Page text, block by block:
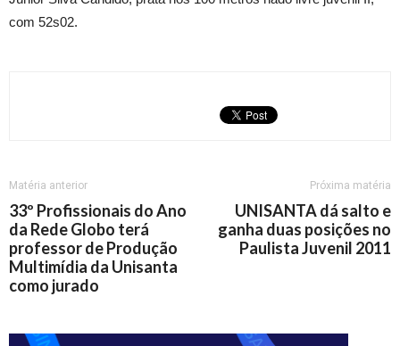
com 52s02.
Matéria anterior
33º Profissionais do Ano
da Rede Globo terá
professor de Produção
Multimídia da Unisanta
como jurado
Próxima matéria
UNISANTA dá salto e
ganha duas posições no
Paulista Juvenil 2011